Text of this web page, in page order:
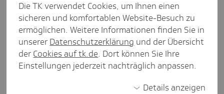
Ausge­liehen und ausge­trickst:
BGH-Urteil zu gefälschten A1-
Beschei­ni­gungen
Die TK verwendet Cookies, um Ihnen einen
sicheren und komfortablen Website-Besuch zu
ermöglichen. Weitere Informationen finden Sie in
unserer Datenschutzerklärung und der Übersicht
der Cookies auf tk.de. Dort können Sie Ihre
Einstellungen jederzeit nachträglich anpassen.
Details anzeigen